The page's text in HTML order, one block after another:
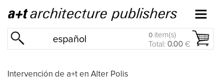
español 0 item(s)
Total: 0.00 €
Intervención de a+t en Alter Polis